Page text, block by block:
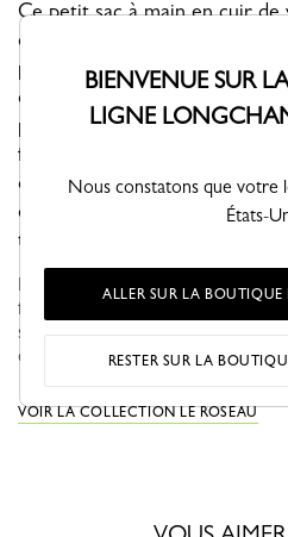
Ce petit sac à main en cuir
élégance et intemporalité.
portefeuille et autres petits
que sa bandoulière ajustable
porté en travers, à l'épaule ou
fermoir Bambou apporte une
de féminité. Les lignes
évidence la souplesse du cuir
temps.
Ligne iconique de la Maison, Le
faire maroquinier et artisanal de
signature emblématique de la
q...
Voir plus
VOIR LA COLLECTION LE ROSEAU
BIENVENUE SUR
LIGNE
Nous constatons que votre
États-
ALLER SUR LA BOUTIQUE
RESTER SUR LA